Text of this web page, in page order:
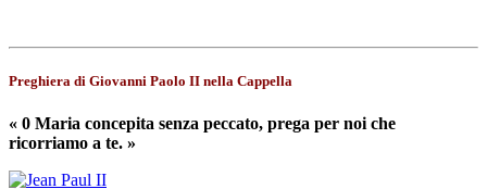
Preghiera di Giovanni Paolo II nella Cappella
« 0 Maria concepita senza peccato, prega per noi che
ricorriamo a te. »